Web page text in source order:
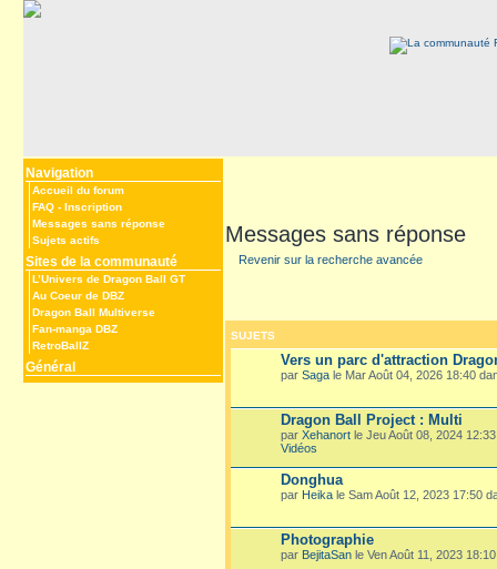
Navigation
Accueil du forum
FAQ - Inscription
Messages sans réponse
Sujets actifs
Sites de la communauté
L’Univers de Dragon Ball GT
Au Coeur de DBZ
Dragon Ball Multiverse
Fan-manga DBZ
RetroBallZ
Général
Messages sans réponse
Revenir sur la recherche avancée
SUJETS
Vers un parc d'attraction
par Saga le Mar Août 04, 2026 18:40
Dragon Ball Project : Multi
par Xehanort le Jeu Août 08, 2024
Vidéos
Donghua
par Heika le Sam Août 12, 2023 17:50
Photographie
par BejitaSan le Ven Août 11, 2023